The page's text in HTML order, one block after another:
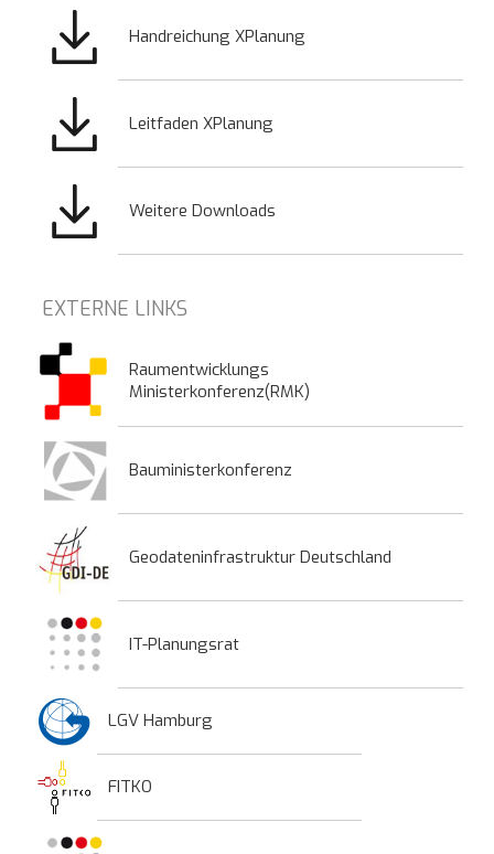
Handreichung XPlanung
Leitfaden XPlanung
Weitere Downloads
EXTERNE LINKS
Raumentwicklungs
Ministerkonferenz(RMK)
Bauministerkonferenz
Geodateninfrastruktur Deutschland
IT-Planungsrat
LGV Hamburg
FITKO